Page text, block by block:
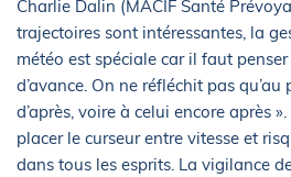
Charlie Dalin (MACIF Santé
trajectoires sont intéressantes, la
météo est spéciale car il faut
d’avance. On ne réfléchit pas
d’après, voire à celui encore après
placer le curseur entre vitesse et
dans tous les esprits. La vigilance